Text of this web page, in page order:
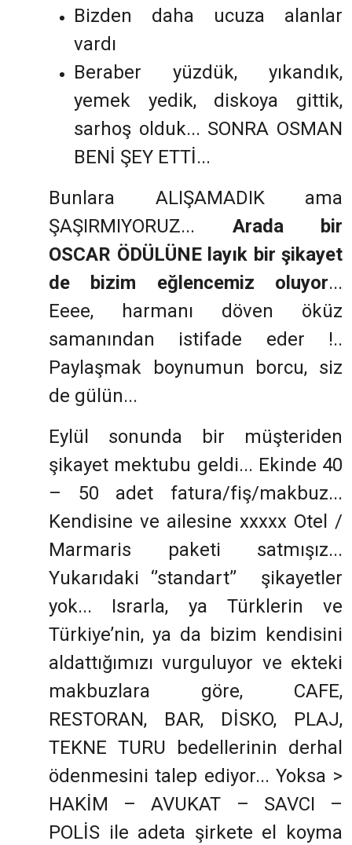
Bizden daha ucuza alanlar
vardı
Beraber yüzdük, yıkandık,
yemek yedik, diskoya gittik,
sarhoş olduk... SONRA OSMAN
BENİ ŞEY ETTİ...
Bunlara ALIŞAMADIK ama
ŞAŞIRMIYORUZ... Arada bir
OSCAR ÖDÜLÜNE layık bir şikayet
de bizim eğlencemiz oluyor...
Eeee, harmanı döven öküz
samanından istifade eder !..
Paylaşmak boynumun borcu, siz
de gülün...
Eylül sonunda bir müşteriden
şikayet mektubu geldi... Ekinde 40
– 50 adet fatura/fiş/makbuz...
Kendisine ve ailesine xxxxx Otel /
Marmaris paketi satmışız...
Yukarıdaki ‘’standart’’ şikayetler
yok... Israrla, ya Türklerin ve
Türkiye’nin, ya da bizim kendisini
aldattığımızı vurguluyor ve ekteki
makbuzlara göre, CAFE,
RESTORAN, BAR, DİSKO, PLAJ,
TEKNE TURU bedellerinin derhal
ödenmesini talep ediyor... Yoksa >
HAKİM – AVUKAT – SAVCI –
POLİS ile adeta şirkete el koyma